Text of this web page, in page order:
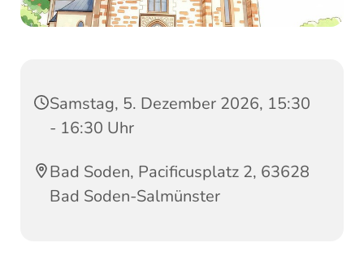
Samstag, 5. Dezember 2026, 15:30
- 16:30 Uhr
Bad Soden, Pacificusplatz 2, 63628
Bad Soden-Salmünster